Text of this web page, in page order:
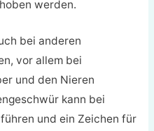
werden.
bei anderen
vor allem bei
und den Nieren
kann bei
und ein Zeichen für